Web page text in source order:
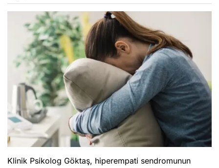
Klinik Psikolog Göktaş, hiperempati sendromunun